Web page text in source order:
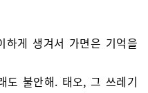
하게 생겨서 가면은 기억을
도 불안해. 태오, 그 쓰레기